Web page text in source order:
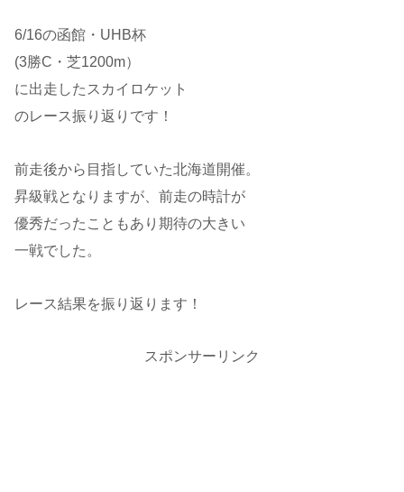
6/16の函館・UHB杯
(3勝C・芝1200m）
に出走したスカイロケット
のレース振り返りです！
前走後から目指していた北海道開催。
昇級戦となりますが、前走の時計が
優秀だったこともあり期待の大きい
一戦でした。
レース結果を振り返ります！
スポンサーリンク